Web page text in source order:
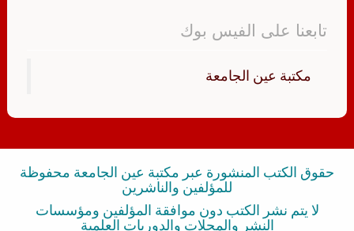
تابعنا على الفيس بوك
‏مكتبة عين الجامعة‏
حقوق الكتب المنشورة عبر مكتبة عين الجامعة محفوظة
للمؤلفين والناشرين
لا يتم نشر الكتب دون موافقة المؤلفين ومؤسسات
النشر والمجلات والدوريات العلمية